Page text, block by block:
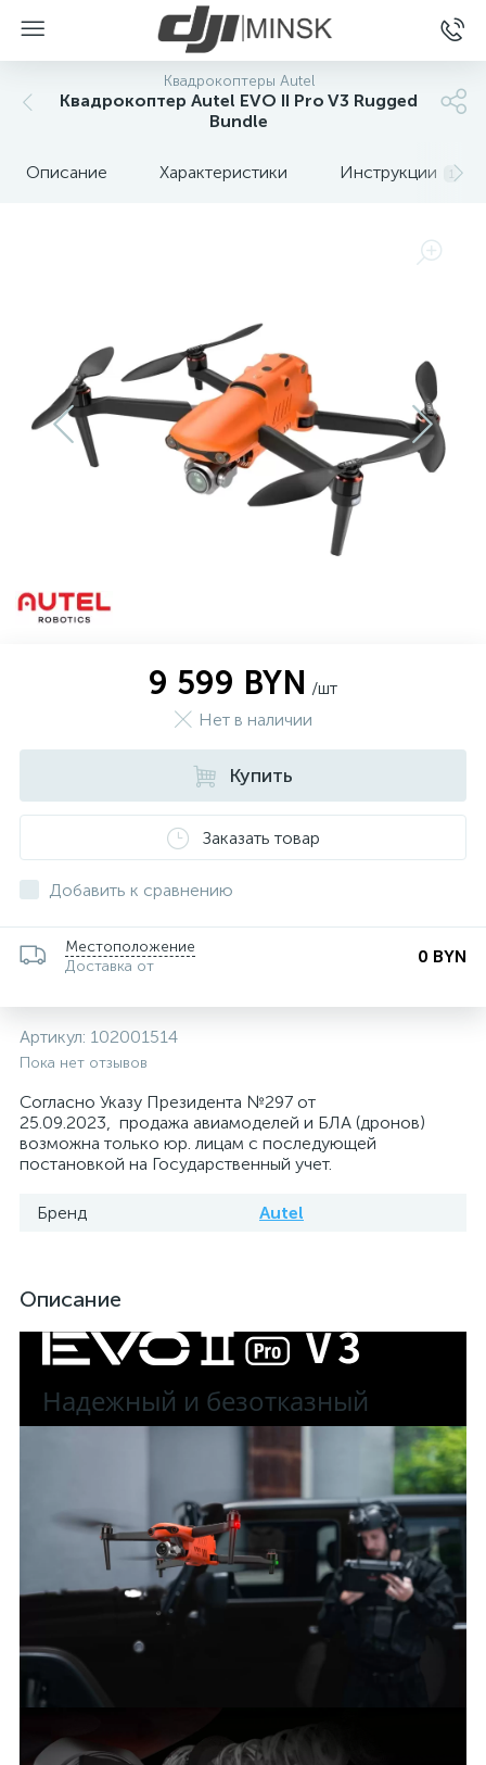
Квадрокоптеры Autel
Квадрокоптер Autel EVO II Pro V3 Rugged
Bundle
Описание Характеристики Инструкции 1
9 599 BYN /шт
Нет в наличии
Купить
Заказать товар
Добавить к сравнению
Местоположение
Доставка от
0 BYN
Артикул: 102001514
Пока нет отзывов
Согласно Указу Президента №297 от
25.09.2023, продажа авиамоделей и БЛА (дронов)
возможна только юр. лицам с последующей
постановкой на Государственный учет.
Бренд Autel
Описание
Надежный и безотказный